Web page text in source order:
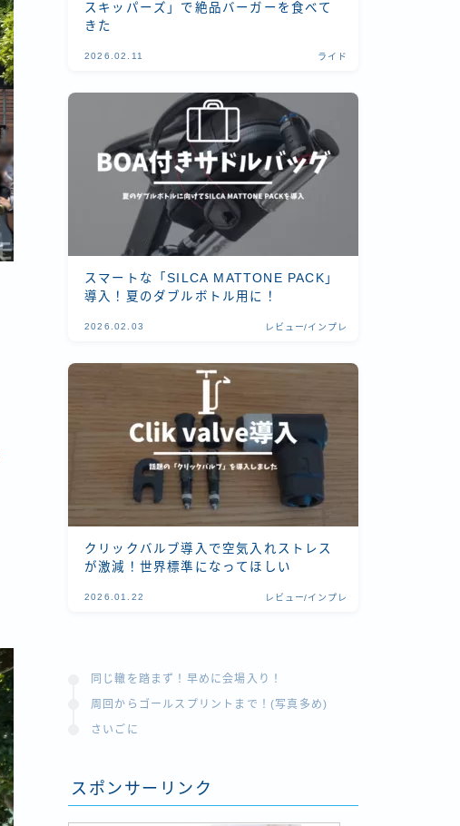
スキッパーズ」で絶品バーガーを食べて
きた
2026.02.11 ライド
スマートな「SILCA MATTONE PACK」
導入！夏のダブルボトル用に！
2026.02.03 レビュー/インプレ
クリックバルブ導入で空気入れストレス
が激減！世界標準になってほしい
2026.01.22 レビュー/インプレ
同じ轍を踏まず！早めに会場入り！
周回からゴールスプリントまで！(写真多め)
さいごに
スポンサーリンク